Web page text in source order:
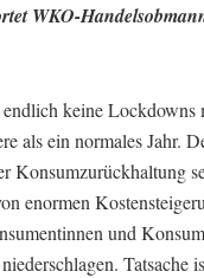
WKO-
keine Lockdowns
als ein normales Jahr.
Konsumzurückhaltung
enormen
und
Tatsache